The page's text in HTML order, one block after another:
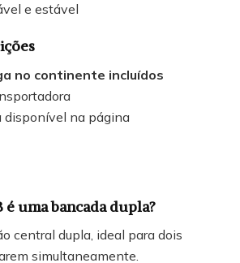
e estável
no continente incluídos
disponível na página
é uma bancada dupla?
central dupla, ideal para dois
simultaneamente.